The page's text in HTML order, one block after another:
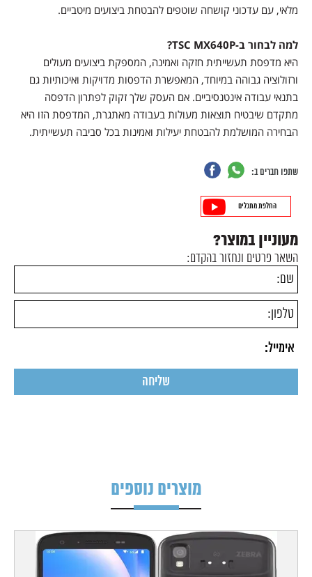
מלאי, עם עדכוני קושחה שוטפים להבטחת ביצועים מיטביים.
למה לבחור ב-TSC MX640P?
היא מדפסת תעשייתית חזקה ואמינה, המספקת ביצועים מעולים
ורזולוציה גבוהה במיוחד, המאפשרת הדפסות מדויקות ואיכותיות גם
בתנאי עבודה אינטנסיביים. אם העסק שלך זקוק לפתרון הדפסה
מתקדם שיבטיח תוצאות מעולות בעבודה מאתגרת, המדפסת הזו היא
הבחירה המושלמת להבטחת יעילות ואמינות בכל סביבה תעשייתית.
שתפו חברים ב:
החלפת מתכלים
מעוניין במוצר?
השאר פרטים ונחזור בהקדם:
מוצרים נוספים